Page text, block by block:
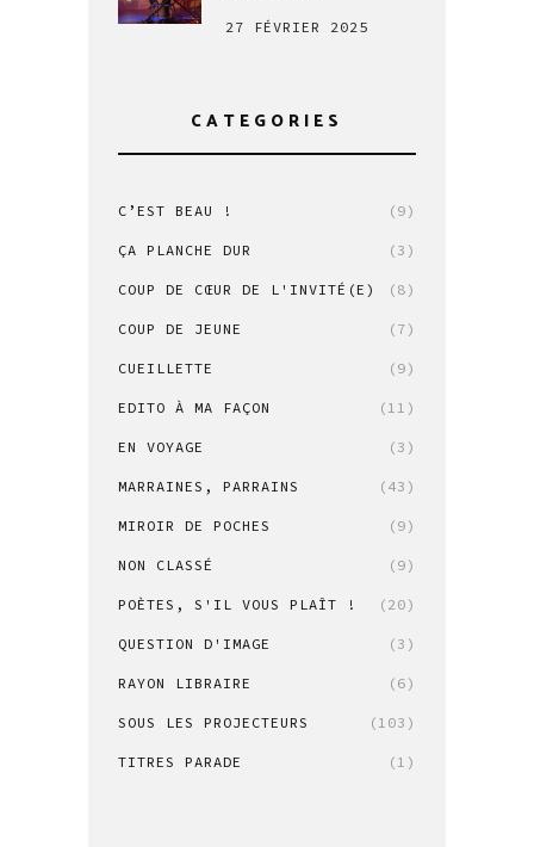
27 FÉVRIER 2025
CATEGORIES
C’EST BEAU ! (9)
ÇA PLANCHE DUR (3)
COUP DE CŒUR DE L'INVITÉ(E) (8)
COUP DE JEUNE (7)
CUEILLETTE (9)
EDITO À MA FAÇON (11)
EN VOYAGE (3)
MARRAINES, PARRAINS (43)
MIROIR DE POCHES (9)
NON CLASSÉ (9)
POÈTES, S'IL VOUS PLAÎT ! (20)
QUESTION D'IMAGE (3)
RAYON LIBRAIRE (6)
SOUS LES PROJECTEURS (103)
TITRES PARADE (1)